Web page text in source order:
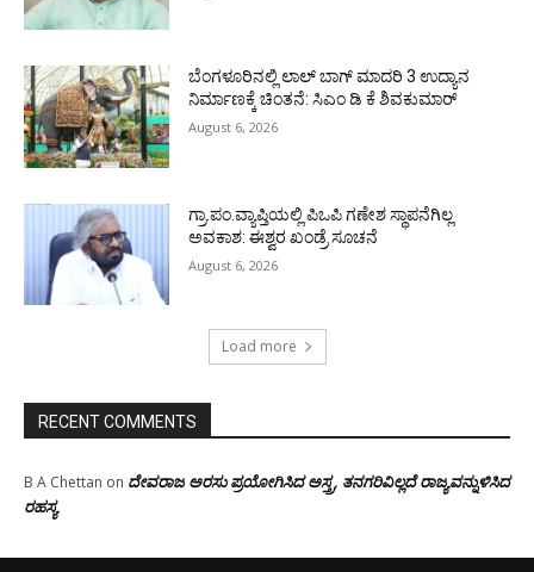
ಬೆಂಗಳೂರಿನಲ್ಲಿ ಲಾಲ್ ಬಾಗ್ ಮಾದರಿ 3 ಉದ್ಯಾನ
ನಿರ್ಮಾಣಕ್ಕೆ ಚಿಂತನೆ: ಸಿಎಂ ಡಿ ಕೆ ಶಿವಕುಮಾರ್
August 6, 2026
ಗ್ರಾ.ಪಂ.ವ್ಯಾಪ್ತಿಯಲ್ಲಿ ಪಿಒಪಿ ಗಣೇಶ ಸ್ಥಾಪನೆಗಿಲ್ಲ
ಅವಕಾಶ: ಈಶ್ವರ ಖಂಡ್ರೆ ಸೂಚನೆ
August 6, 2026
Load more
RECENT COMMENTS
B A Chettan on ದೇವರಾಜ ಅರಸು ಪ್ರಯೋಗಿಸಿದ ಅಸ್ತ್ರ, ತನಗರಿವಿಲ್ಲದೆ ರಾಜ್ಯವನ್ನುಳಿಸಿದ
ರಹಸ್ಯ